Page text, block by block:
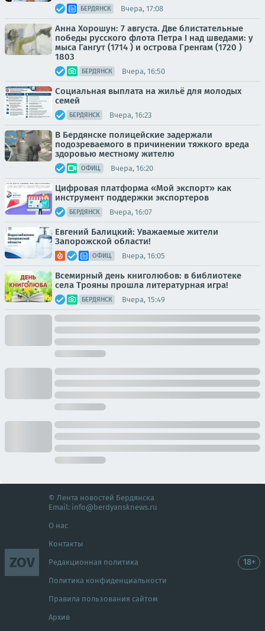
БЕРДЯНСК Вчера, 17:08
Анна Хорошун: 7 августа. Две блистательные
победы русского флота Петра I над шведами: у
мыса Гангут (1714 ) и острова Гренгам (1720 )
1803
БЕРДЯНСК Вчера, 16:50
Социальная выплата на жильё для молодых
семей
БЕРДЯНСК Вчера, 16:23
В Бердянске полицейские задержали
подозреваемого в причинении тяжкого вреда
здоровью местному жителю
ОФИЦ. Вчера, 16:20
Цифровая платформа «Мой экспорт» как
инструмент поддержки экспортеров
БЕРДЯНСК Вчера, 16:07
Евгений Балицкий: Уважаемые жители
Запорожской области!
ОФИЦ. Вчера, 16:05
Всемирный день книголюбов: в библиотеке
села Трояны прошла литературная игра!
БЕРДЯНСК Вчера, 15:49
ZOV
© Лента новостей Бердянска
Email: info@berdyansknews.ru
О нас
Контакты
Редакционная политика
Политика конфиденциальности
Правила пользования сайтом
Архив
18+